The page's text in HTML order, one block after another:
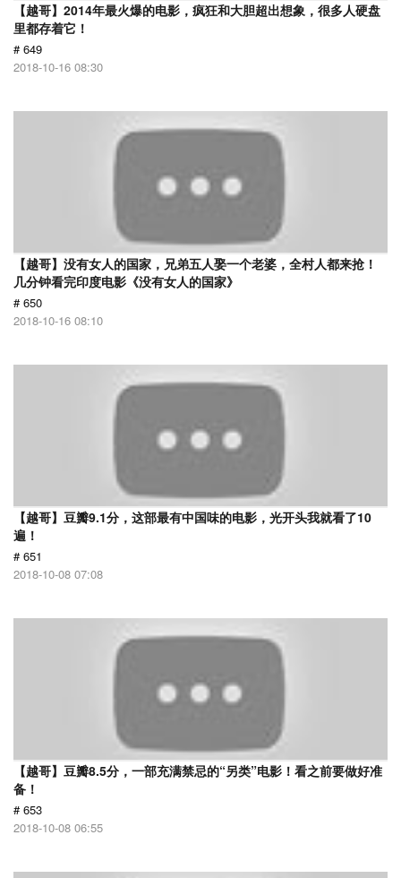
【越哥】2014年最火爆的电影，疯狂和大胆超出想象，很多人硬盘
里都存着它！
# 649
2018-10-16 08:30
【越哥】没有女人的国家，兄弟五人娶一个老婆，全村人都来抢！
几分钟看完印度电影《没有女人的国家》
# 650
2018-10-16 08:10
【越哥】豆瓣9.1分，这部最有中国味的电影，光开头我就看了10
遍！
# 651
2018-10-08 07:08
【越哥】豆瓣8.5分，一部充满禁忌的“另类”电影！看之前要做好准
备！
# 653
2018-10-08 06:55